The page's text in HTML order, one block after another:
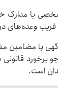
شخصی یا
وعده‌های
با مضامین
با افراد سودجو
است.